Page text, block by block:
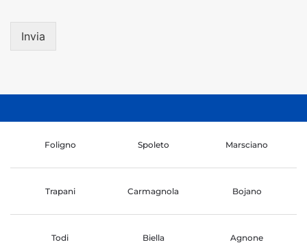
Invia
Foligno Spoleto Marsciano
Trapani Carmagnola Bojano
Todi Biella Agnone